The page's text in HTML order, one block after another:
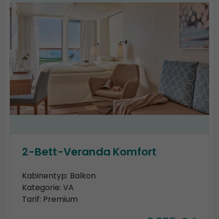
2-Bett-Veranda Komfort
Kabinentyp: Balkon
Kategorie: VA
Tarif: Premium